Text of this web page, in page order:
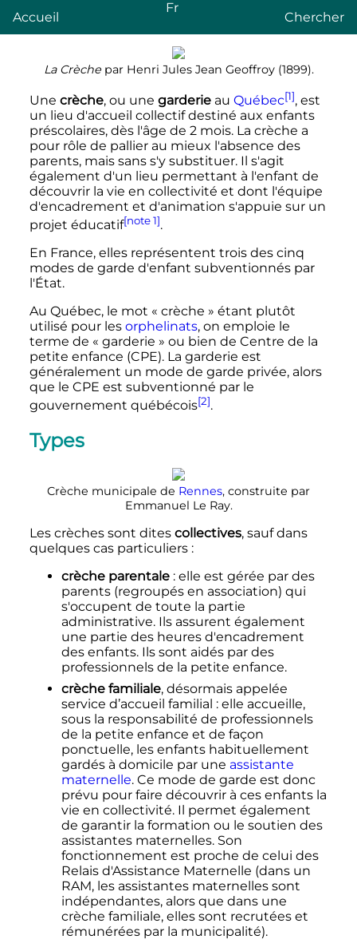
Accueil
Fr
Chercher
La Crèchepar Henri Jules Jean Geoffroy (1899).
Une crèche, ou une garderieau Québec[1], est
un lieu d'accueil collectif destiné aux enfants
préscolaires, dès l'âge de 2 mois. La crèche a
pour rôle de pallier au mieux l'absence des
parents, mais sans s'y substituer. Il s'agit
également d'un lieu permettant à l'enfant de
découvrir la vie en collectivité et dont l'équipe
d'encadrement et d'animation s'appuie sur un
projet éducatif[note 1].
En France, elles représentent trois des cinq
modes de garde d'enfant subventionnés par
l'État.
Au Québec, le mot « crèche » étant plutôt
utilisé pour les orphelinats, on emploie le
terme de « garderie » ou bien de Centre de la
petite enfance (CPE). La garderie est
généralement un mode de garde privée, alors
que le CPE est subventionné par le
gouvernement québécois[2].
Types
Crèche municipale de Rennes, construite par
Emmanuel Le Ray.
Les crèches sont dites collectives, sauf dans
quelques cas particuliers :
crèche parentale : elle est gérée par des
parents (regroupés en association) qui
s'occupent de toute la partie
administrative. Ils assurent également
une partie des heures d'encadrement
des enfants. Ils sont aidés par des
professionnels de la petite enfance.
crèche familiale, désormais appelée
service d’accueil familial : elle accueille,
sous la responsabilité de professionnels
de la petite enfance et de façon
ponctuelle, les enfants habituellement
gardés à domicile par une assistante
maternelle. Ce mode de garde est donc
prévu pour faire découvrir à ces enfants la
vie en collectivité. Il permet également
de garantir la formation ou le soutien des
assistantes maternelles. Son
fonctionnement est proche de celui des
Relais d'Assistance Maternelle (dans un
RAM, les assistantes maternelles sont
indépendantes, alors que dans une
crèche familiale, elles sont recrutées et
rémunérées par la municipalité).